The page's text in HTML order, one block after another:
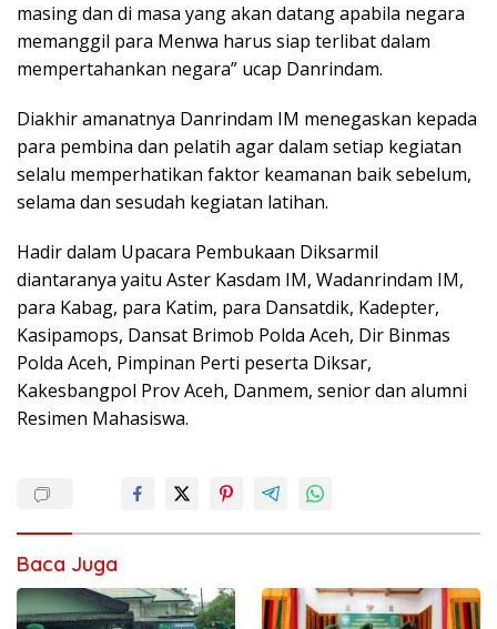
masing dan di masa yang akan datang apabila negara
memanggil para Menwa harus siap terlibat dalam
mempertahankan negara” ucap Danrindam.
Diakhir amanatnya Danrindam IM menegaskan kepada
para pembina dan pelatih agar dalam setiap kegiatan
selalu memperhatikan faktor keamanan baik sebelum,
selama dan sesudah kegiatan latihan.
Hadir dalam Upacara Pembukaan Diksarmil
diantaranya yaitu Aster Kasdam IM, Wadanrindam IM,
para Kabag, para Katim, para Dansatdik, Kadepter,
Kasipamops, Dansat Brimob Polda Aceh, Dir Binmas
Polda Aceh, Pimpinan Perti peserta Diksar,
Kakesbangpol Prov Aceh, Danmem, senior dan alumni
Resimen Mahasiswa.
Baca Juga